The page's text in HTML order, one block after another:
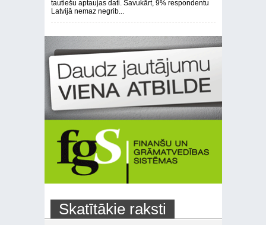
tautiešu aptaujas dati. Savukārt, 9% respondentu
Latvijā nemaz negrib...
Skatītākie raksti